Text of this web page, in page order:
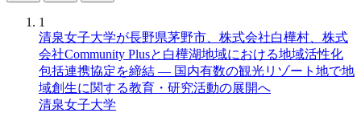
1
清泉女子大学が長野県茅野市、株式会社白樺村、株式
会社Community Plusと白樺湖地域における地域活性化
包括連携協定を締結 ― 国内有数の観光リゾート地で地
域創生に関する教育・研究活動の展開へ
清泉女子大学